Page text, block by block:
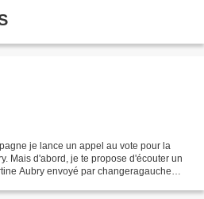
je lance un appel au vote pour la
Mais d'abord, je te propose d'écouter un
Aubry envoyé par changeragauche